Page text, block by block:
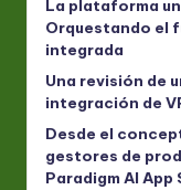
La plataforma
Orquestando el
integrada
Una revisión de
integración de
Desde el
gestores de
Paradigm AI App